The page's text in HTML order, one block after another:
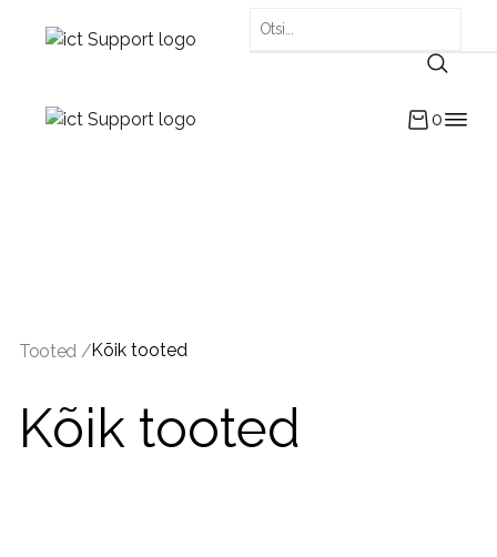
0
Tooted /Kõik tooted
Kõik tooted